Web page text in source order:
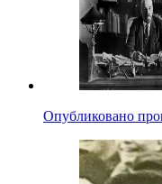
Опубликовано